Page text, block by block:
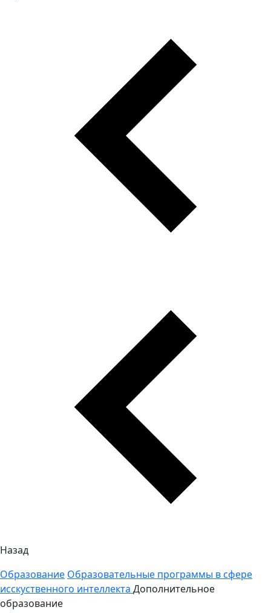
Назад
Образование Образовательные программы в сфере
исскуственного интеллекта Дополнительное
образование